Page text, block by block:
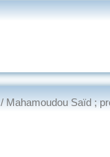
/ Mahamoudou Saïd ;